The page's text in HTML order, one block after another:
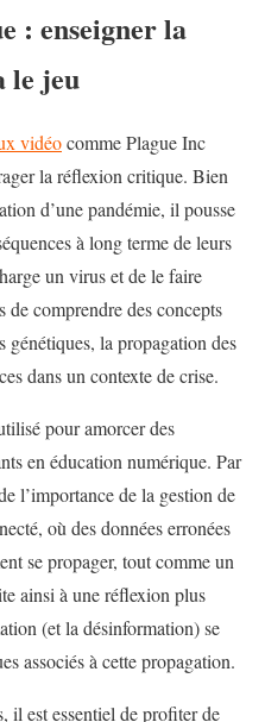
: enseigner la
le jeu
vidéocomme Plague Inc
la réflexion critique. Bien
d’une pandémie, il pousse
à long terme de leurs
un virus et de le faire
de comprendre des concepts
la propagation des
dans un contexte de crise.
pour amorcer des
en éducation numérique. Par
l’importance de la gestion de
où des données erronées
se propager, tout comme un
ainsi à une réflexion plus
(et la désinformation) se
associés à cette propagation.
il est essentiel de profiter de